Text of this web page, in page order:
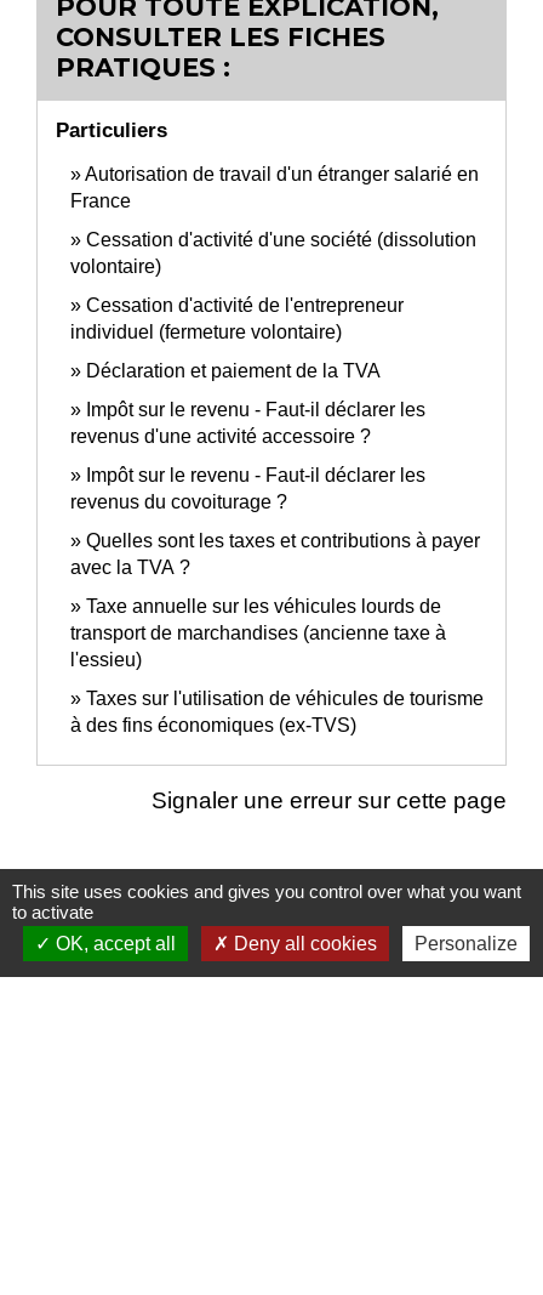
POUR TOUTE EXPLICATION,
CONSULTER LES FICHES
PRATIQUES :
Particuliers
Autorisation de travail d'un étranger salarié en
France
Cessation d'activité d'une société (dissolution
volontaire)
Cessation d'activité de l'entrepreneur
individuel (fermeture volontaire)
Déclaration et paiement de la TVA
Impôt sur le revenu - Faut-il déclarer les
revenus d'une activité accessoire ?
Impôt sur le revenu - Faut-il déclarer les
revenus du covoiturage ?
Quelles sont les taxes et contributions à payer
avec la TVA ?
Taxe annuelle sur les véhicules lourds de
transport de marchandises (ancienne taxe à
l'essieu)
Taxes sur l'utilisation de véhicules de tourisme
à des fins économiques (ex-TVS)
Signaler une erreur sur cette page
Nous contacter
Commune de Puylaurens
This site uses cookies and gives you control over what you want
to activate
OK, accept all
Deny all cookies Personalize